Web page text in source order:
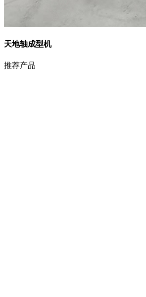
天地轴成型机
推荐产品